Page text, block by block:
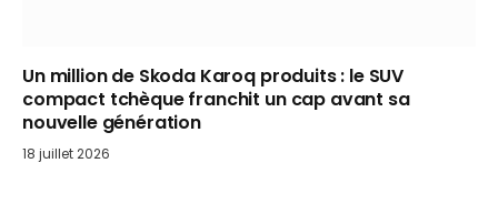
Un million de Skoda Karoq produits : le SUV
compact tchèque franchit un cap avant sa
nouvelle génération
18 juillet 2026